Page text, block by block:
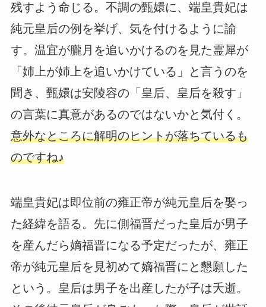
残すよう命じる。不調の甄嬛に、端皇貴妃は
純元皇后の例を挙げ、気を付けるように諭
す。温宜が朧月を追いかけるのを見た霊犀が
「姉上が姉上を追いかけている」と言うのを
聞き、甄嬛は安陵容の「皇后、皇后を殺す」
の言葉に真意があるのではないかと気付く。
意外なところに解明のヒントが落ちているも
のですね♪
端皇貴妃は即位前の雍正帝が純元皇后を娶っ
た経緯を語る。先に側福晋だった皇后が男子
を産んだら嫡福晋になる予定だったが、雍正
帝が純元皇后を見初めて嫡福晋にと懇願した
という。皇后は男子を出産したが子は夭逝。